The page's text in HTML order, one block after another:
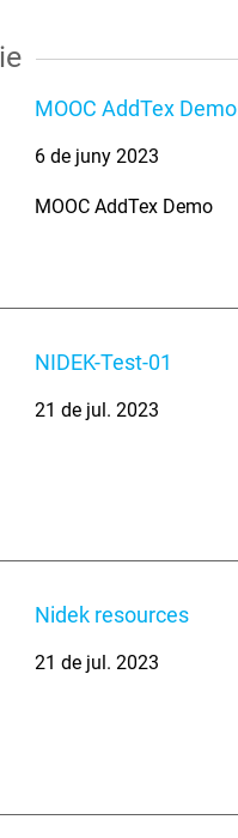
MOOC AddTex Demo
6 de juny 2023
MOOC AddTex Demo
NIDEK-Test-01
21 de jul. 2023
Nidek resources
21 de jul. 2023